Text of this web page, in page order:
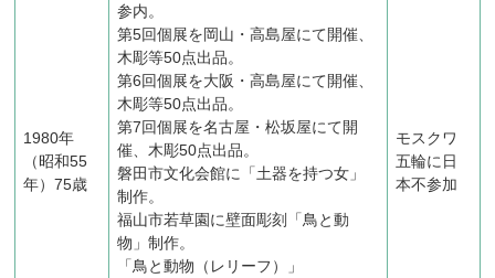
1980年
（昭和55
年）75歳
参内。
第5回個展を岡山・高島屋にて開催、
木彫等50点出品。
第6回個展を大阪・高島屋にて開催、
木彫等50点出品。
第7回個展を名古屋・松坂屋にて開
催、木彫50点出品。
磐田市文化会館に「土器を持つ女」
制作。
福山市若草園に壁面彫刻「鳥と動
物」制作。
「鳥と動物（レリーフ）」
モスクワ
五輪に日
本不参加